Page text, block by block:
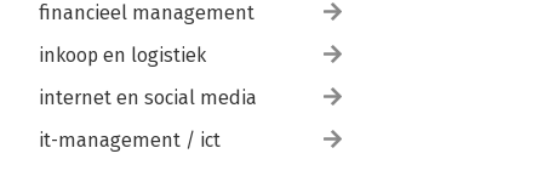
financieel management
inkoop en logistiek
internet en social media
it-management / ict